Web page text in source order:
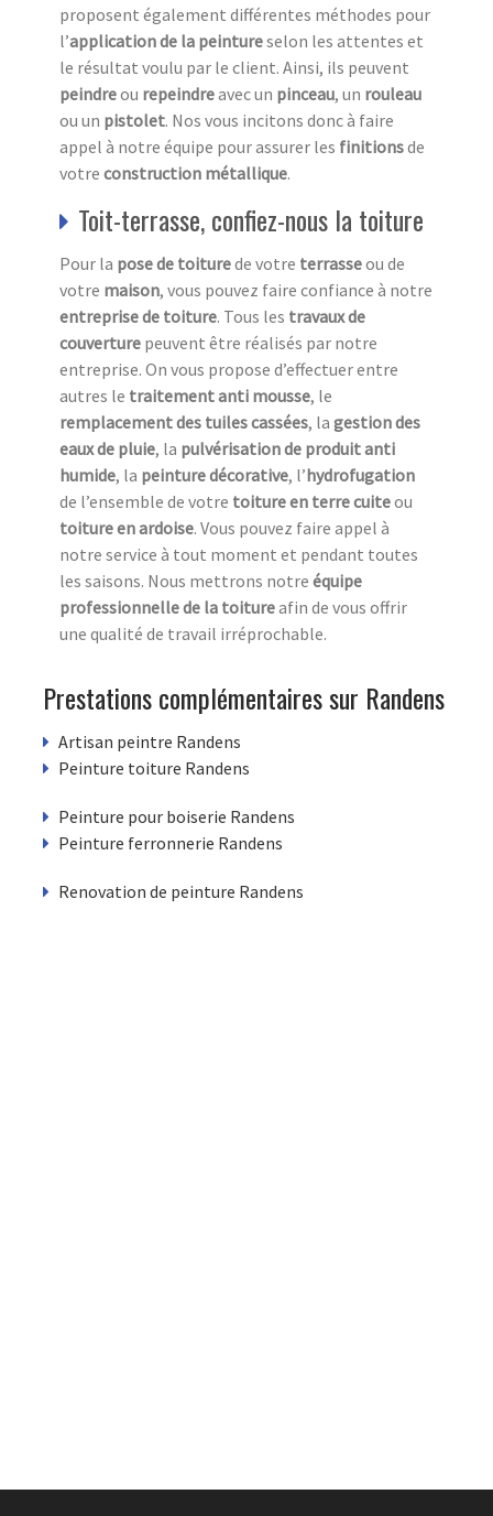
proposent également différentes méthodes pour
l’application de la peintureselon les attentes et
le résultat voulu par le client. Ainsi, ils peuvent
peindreou repeindreavec un pinceau, un rouleau
ou un pistolet. Nos vous incitons donc à faire
appel à notre équipe pour assurer les finitionsde
votre construction métallique.
Toit-terrasse, confiez-nous la toiture
Pour la pose de toiturede votre terrasseou de
votre maison, vous pouvez faire confiance à notre
entreprise de toiture. Tous les travaux de
couverture peuvent être réalisés par notre
entreprise. On vous propose d’effectuer entre
autres le traitement anti mousse, le
remplacement des tuiles cassées, la gestion des
eaux de pluie, la pulvérisation de produit anti
humide, la peinture décorative, l’hydrofugation
de l’ensemble de votre toiture en terre cuiteou
toiture en ardoise. Vous pouvez faire appel à
notre service à tout moment et pendant toutes
les saisons. Nous mettrons notre équipe
professionnelle de la toitureafin de vous offrir
une qualité de travail irréprochable.
Prestations complémentaires sur Randens
Artisan peintre Randens
Peinture toiture Randens
Peinture pour boiserie Randens
Peinture ferronnerie Randens
Renovation de peinture Randens